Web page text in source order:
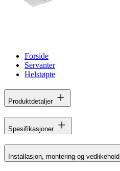
Forside
Servanter
Helstøpte
Produktdetaljer
Spesifikasjoner
Installasjon, montering og vedlikehold